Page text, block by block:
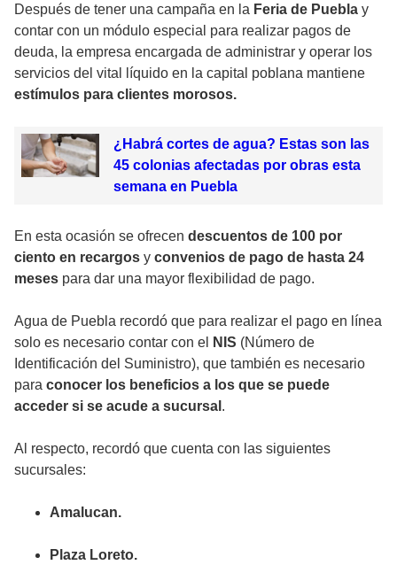
Después de tener una campaña en la Feria de Puebla y
contar con un módulo especial para realizar pagos de
deuda, la empresa encargada de administrar y operar los
servicios del vital líquido en la capital poblana mantiene
estímulos para clientes morosos.
¿Habrá cortes de agua? Estas son las
45 colonias afectadas por obras esta
semana en Puebla
En esta ocasión se ofrecen descuentos de 100 por
ciento en recargos y convenios de pago de hasta 24
meses para dar una mayor flexibilidad de pago.
Agua de Puebla recordó que para realizar el pago en línea
solo es necesario contar con el
NIS (Número de
Identificación del Suministro), que también es necesario
para conocer los beneficios a los que se puede
acceder si se acude a sucursal .
Al respecto, recordó que cuenta con las siguientes
sucursales:
Amalucan.
Plaza Loreto.